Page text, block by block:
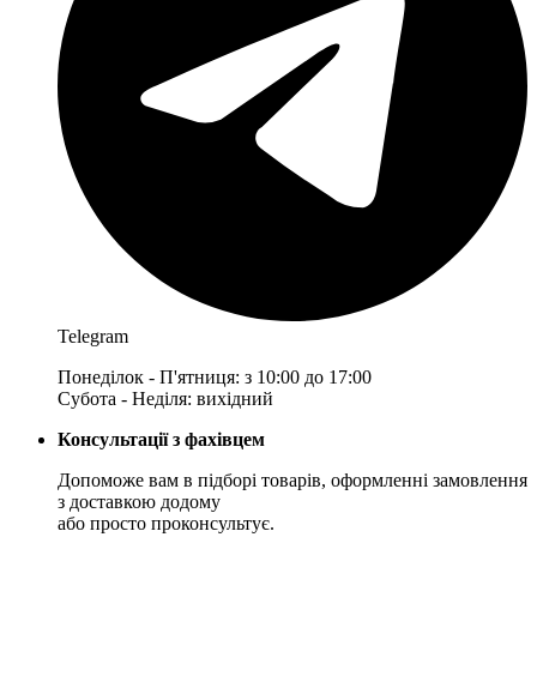
Telegram
Понеділок - П'ятниця: з 10:00 до 17:00
Субота - Неділя: вихідний
Консультації з фахівцем
Допоможе вам в підборі товарів, оформленні замовлення
з доставкою додому
або просто проконсультує.